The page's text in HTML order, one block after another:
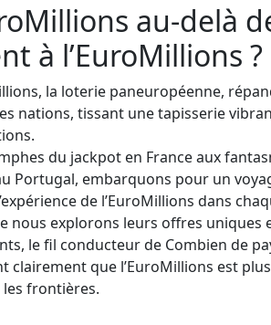
au-delà
à l’EuroMillions ?
la loterie paneuropéenne,
nations, tissant une tapisserie
du jackpot en France aux
Portugal, embarquons pour un
de l’EuroMillions dans
nous explorons leurs offres uniques
le fil conducteur de Combien de
clairement que l’EuroMillions est
frontières.